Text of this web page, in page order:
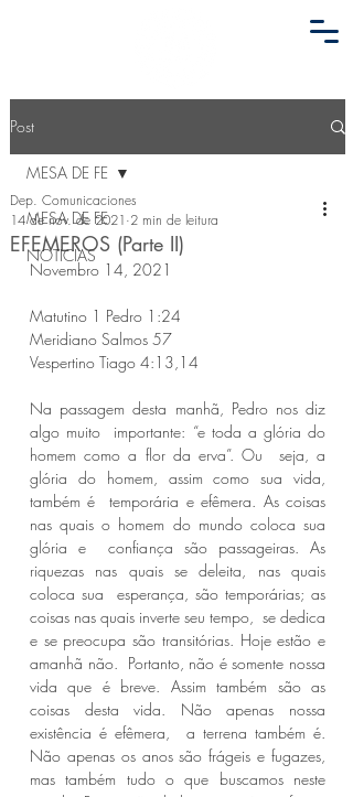
Post
MESA DE FE
NOTICIAS
MESA DE FE
EFEMEROS (Parte II)
Dep. Comunicaciones
14 de nov. de 2021 2 min de leitura
Novembro 14, 2021
Matutino 1 Pedro 1:24
Meridiano Salmos 57
Vespertino Tiago 4:13,14
Na passagem desta manhã, Pedro nos diz
algo muito  importante: “e toda a glória do
homem como a flor da erva”. Ou  seja, a
glória do homem, assim como sua vida,
também é  temporária e efêmera. As coisas
nas quais o homem do mundo coloca sua
glória e  confiança são passageiras. As
riquezas nas quais se deleita, nas quais
coloca sua  esperança, são temporárias; as
coisas nas quais inverte seu tempo,  se dedica
e se preocupa são transitórias. Hoje estão e
amanhã não.  Portanto, não é somente nossa
vida que é breve. Assim também são as
coisas desta vida. Não apenas nossa
existência é efêmera,  a terrena também é.
Não apenas os anos são frágeis e fugazes,
mas também tudo o que buscamos neste